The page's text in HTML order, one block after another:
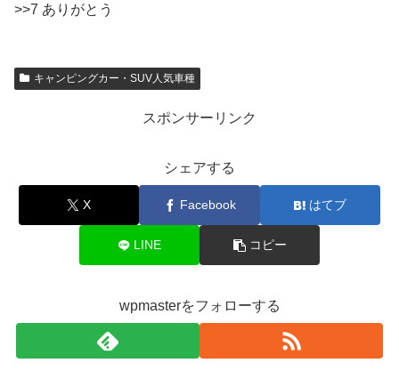
>>7 ありがとう
キャンピングカー・SUV人気車種
スポンサーリンク
シェアする
X Facebook はてブ
LINE コピー
wpmasterをフォローする